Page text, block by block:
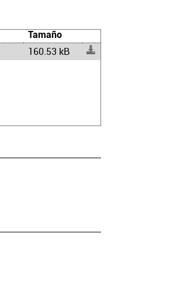
Tamaño
160.53 kB